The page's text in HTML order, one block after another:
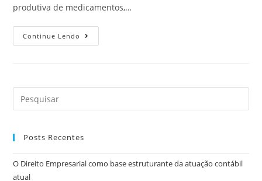
produtiva de medicamentos,…
Continue Lendo
Posts Recentes
O Direito Empresarial como base estruturante da atuação contábil
atual